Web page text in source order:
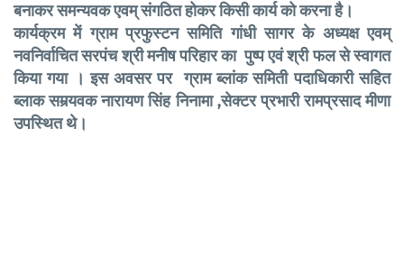
बनाकर समन्यवक एवम् संगठित होकर किसी कार्य को करना है।
कार्यक्रम में ग्राम प्रफुस्टन समिति गांधी सागर के अध्यक्ष एवम्
नवनिर्वाचित सरपंच श्री मनीष परिहार का पुष्प एवं श्री फल से स्वागत
किया गया । इस अवसर पर ग्राम ब्लांक समिती पदाधिकारी सहित
ब्लाक समर्‍यवक नारायण सिंह निनामा ,सेक्टर प्रभारी रामप्रसाद मीणा
उपस्थित थे।